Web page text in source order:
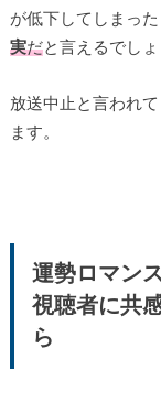
が低下してしまった
実だと言えるでしょ
放送中止と言われ
ます。
運勢ロマン
視聴者に共
ら